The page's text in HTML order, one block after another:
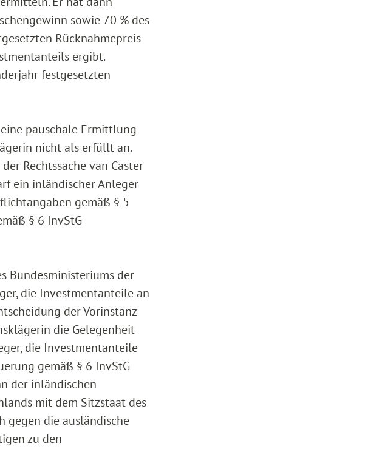
sowie 70 % des
Rücknahmepreis
ergibt.
festgesetzten
pauschale Ermittlung
nicht als erfüllt an.
Rechtssache van Caster
ein inländischer Anleger
gemäß § 5
§ 6 InvStG
Bundesministeriums der
die Investmentanteile an
der Vorinstanz
die Gelegenheit
die Investmentanteile
gemäß § 6 InvStG
der inländischen
mit dem Sitzstaat des
gegen die ausländische
zu den